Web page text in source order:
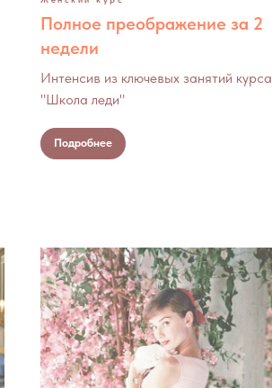
Полное преображение за 2
недели
Интенсив из ключевых занятий курса
"Школа леди"
Подробнее